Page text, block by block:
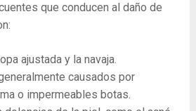
que conducen al daño de
ajustada y la navaja.
causados ​​por
o impermeables botas.